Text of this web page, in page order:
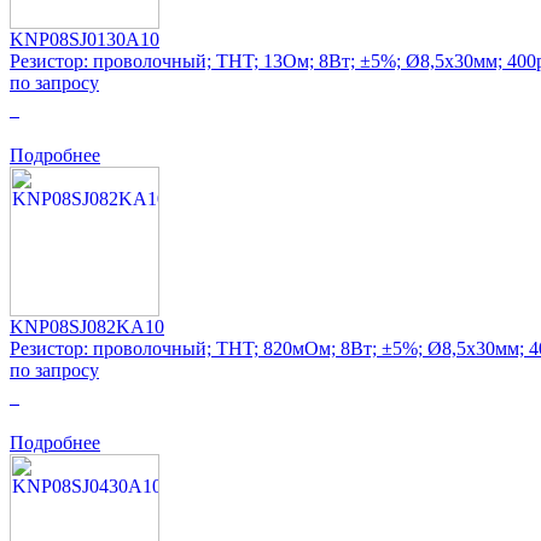
KNP08SJ0130A10
Резистор: проволочный; THT; 13Ом; 8Вт; ±5%; Ø8,5x30мм;
по запросу
Подробнее
KNP08SJ082KA10
Резистор: проволочный; THT; 820мОм; 8Вт; ±5%; Ø8,5x30мм;
по запросу
Подробнее